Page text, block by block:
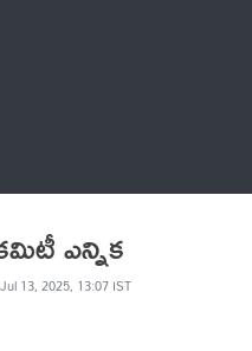
ఎన్నిక
Jul 13, 2025, 13:07 IST